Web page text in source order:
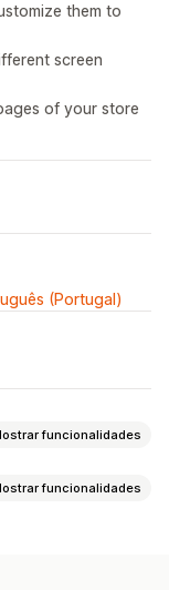
them to
screen
of your store
(Portugal)
funcionalidades
funcionalidades